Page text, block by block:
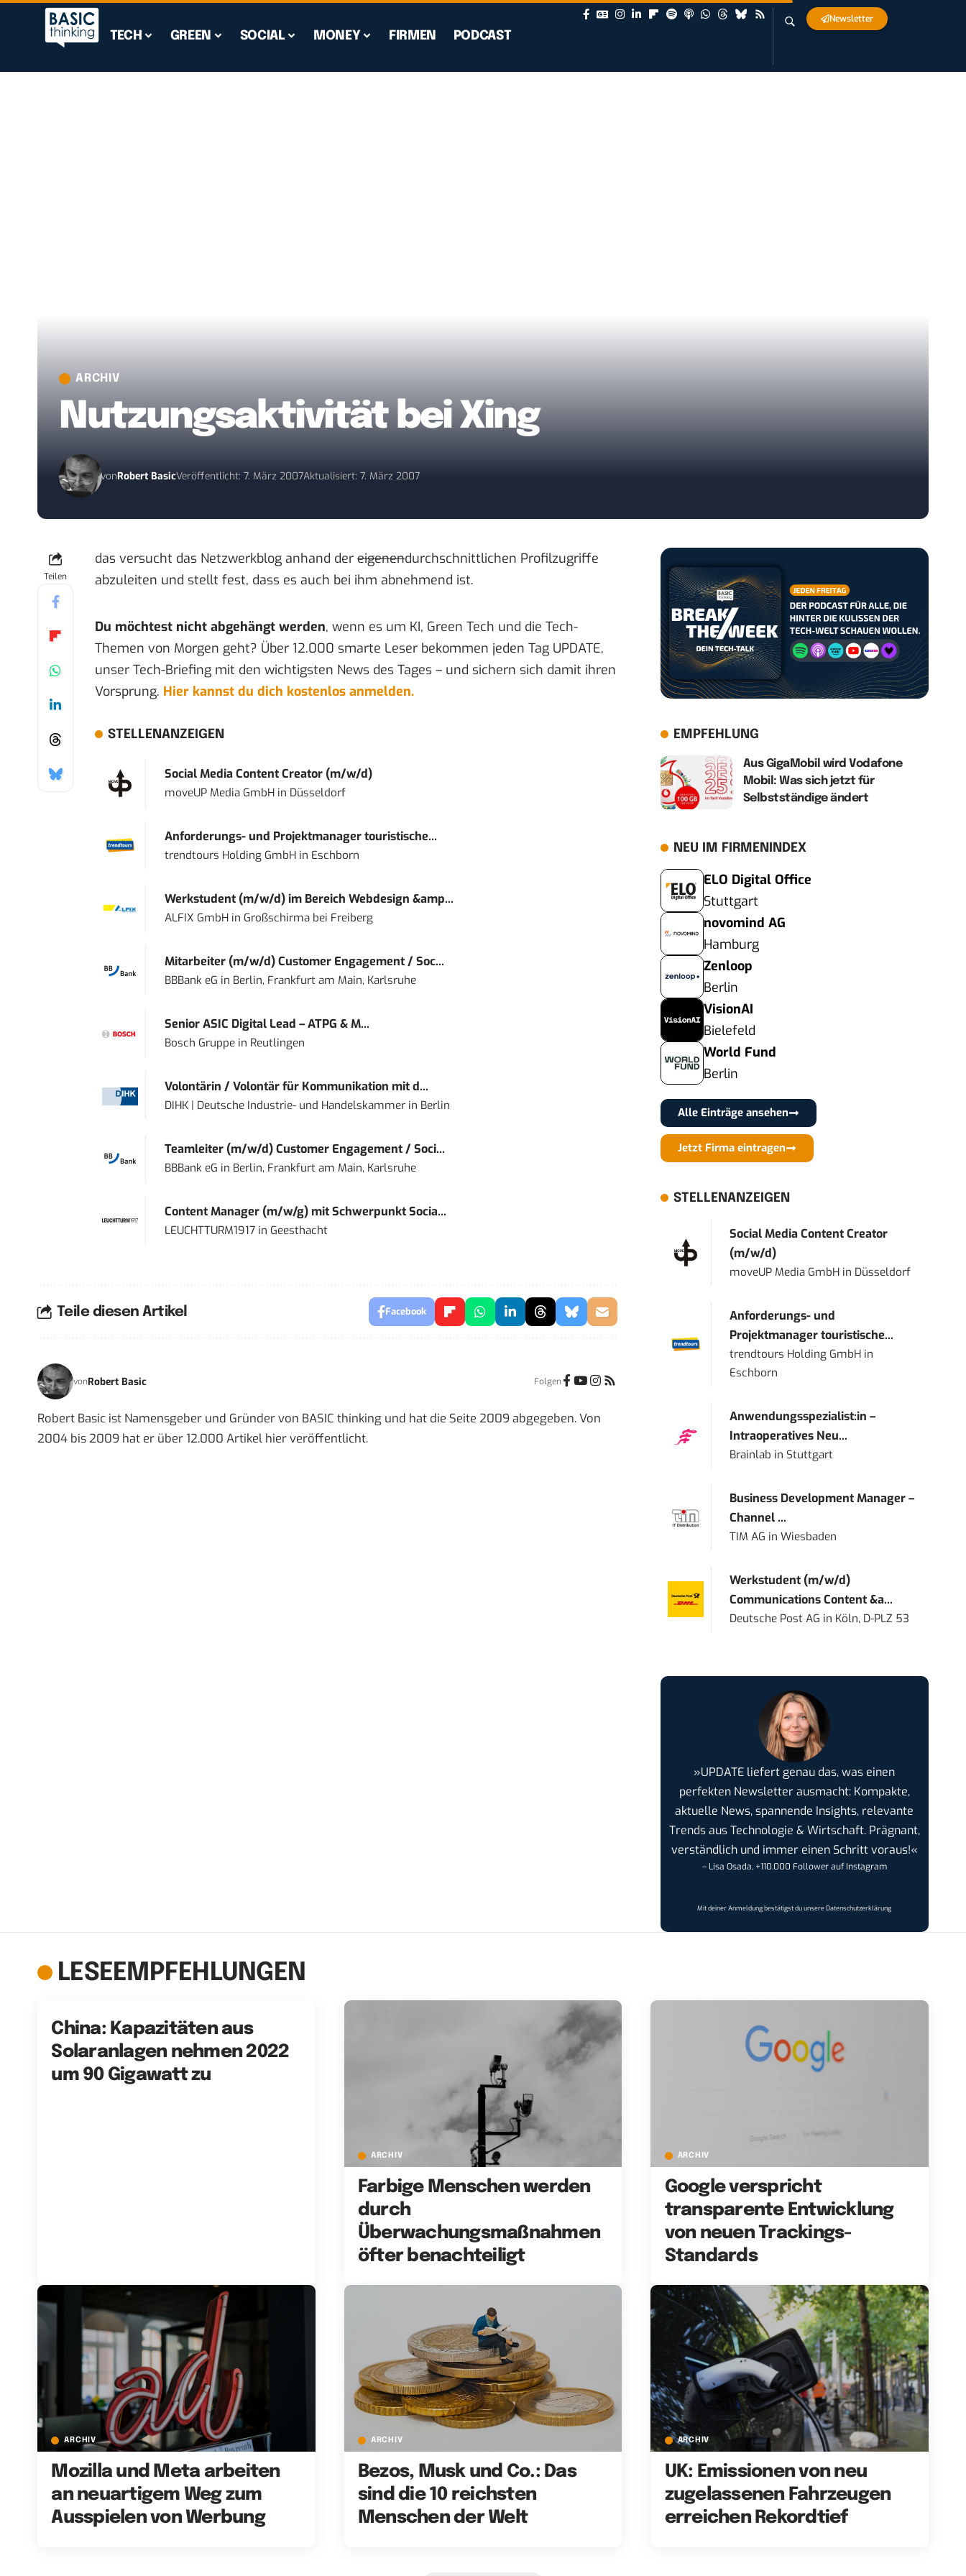
TECH GREEN SOCIAL MONEY FIRMEN PODCAST
Newsletter
ARCHIV
Nutzungsaktivität bei Xing
vonRobert BasicVeröffentlicht: 7. März 2007Aktualisiert: 7. März 2007
Teilen
das versucht das Netzwerkblog anhand der eigenendurchschnittlichen Profilzugriffe
abzuleiten und stellt fest, dass es auch bei ihm abnehmend ist.
Du möchtest nicht abgehängt werden, wenn es um KI, Green Tech und die Tech-
Themen von Morgen geht? Über 12.000 smarte Leser bekommen jeden Tag UPDATE,
unser Tech-Briefing mit den wichtigsten News des Tages – und sichern sich damit ihren
Vorsprung. Hier kannst du dich kostenlos anmelden.
STELLENANZEIGEN
Social Media Content Creator (m/w/d)
moveUP Media GmbHin Düsseldorf
Anforderungs- und Projektmanager touristische...
trendtours Holding GmbHin Eschborn
Werkstudent (m/w/d) im Bereich Webdesign &amp...
ALFIX GmbHin Großschirma bei Freiberg
Mitarbeiter (m/w/d) Customer Engagement / Soc...
BBBank eG in Berlin, Frankfurt am Main, Karlsruhe
Senior ASIC Digital Lead – ATPG & M...
Bosch Gruppein Reutlingen
Volontärin / Volontär für Kommunikation mit d...
DIHK | Deutsche Industrie- und Handelskammerin Berlin
Teamleiter (m/w/d) Customer Engagement / Soci...
BBBank eG in Berlin, Frankfurt am Main, Karlsruhe
Content Manager (m/w/g) mit Schwerpunkt Socia...
LEUCHTTURM1917in Geesthacht
Teile diesen Artikel Facebook
vonRobert Basic Folgen
Robert Basic ist Namensgeber und Gründer von BASIC thinking und hat die Seite 2009 abgegeben. Von
2004 bis 2009 hat er über 12.000 Artikel hier veröffentlicht.
EMPFEHLUNG
Aus GigaMobil wird Vodafone
Mobil: Was sich jetzt für
Selbstständige ändert
NEU IM FIRMENINDEX
ELO Digital Office
Stuttgart
novomind AG
Hamburg
Zenloop
Berlin
VisionAI
Bielefeld
World Fund
Berlin
Alle Einträge ansehen
Jetzt Firma eintragen
STELLENANZEIGEN
Social Media Content Creator
(m/w/d)
moveUP Media GmbH in Düsseldorf
Anforderungs- und
Projektmanager touristische...
trendtours Holding GmbH in
Eschborn
Anwendungsspezialist:in –
Intraoperatives Neu...
Brainlab in Stuttgart
Business Development Manager –
Channel ...
TIM AG inWiesbaden
Werkstudent (m/w/d)
Communications Content &a...
Deutsche Post AG in Köln, D-PLZ 53
»UPDATE liefert genau das, was einen
perfekten Newsletter ausmacht: Kompakte,
aktuelle News, spannende Insights, relevante
Trends aus Technologie & Wirtschaft. Prägnant,
verständlich und immer einen Schritt voraus!«
– Lisa Osada, +110.000 Follower auf Instagram
Mit deiner Anmeldung bestätigst du unsereDatenschutzerklärung
LESEEMPFEHLUNGEN
China: Kapazitäten aus
Solaranlagen nehmen 2022
um 90 Gigawatt zu
ARCHIV
Farbige Menschen werden
durch
Überwachungsmaßnahmen
öfter benachteiligt
ARCHIV
Google verspricht
transparente Entwicklung
von neuen Trackings-
Standards
ARCHIV
Mozilla und Meta arbeiten
an neuartigem Weg zum
Ausspielen von Werbung
ARCHIV
Bezos, Musk und Co.: Das
sind die 10 reichsten
Menschen der Welt
ARCHIV
UK: Emissionen von neu
zugelassenen Fahrzeugen
erreichen Rekordtief